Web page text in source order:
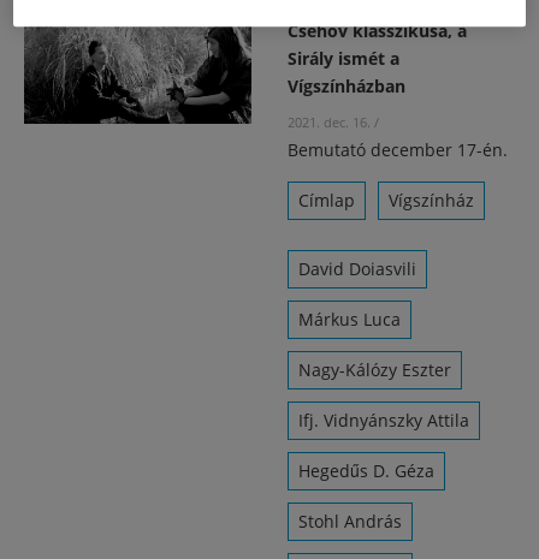
Csehov klasszikusa, a
Sirály ismét a
Vígszínházban
2021. dec. 16. /
Bemutató december 17-én.
Címlap Vígszínház
David Doiasvili
Márkus Luca
Nagy-Kálózy Eszter
Ifj. Vidnyánszky Attila
Hegedűs D. Géza
Stohl András